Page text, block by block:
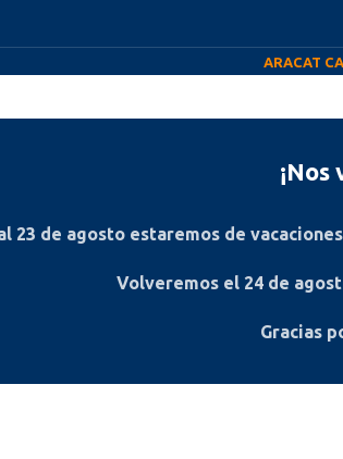
ARACAT
¡Nos
23 de agosto estaremos de
Volveremos el 24 de
Gracias